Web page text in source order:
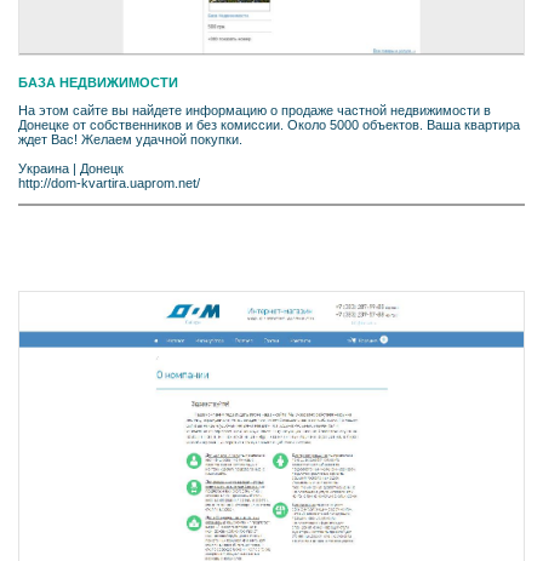
БАЗА НЕДВИЖИМОСТИ
На этом сайте вы найдете информацию о продаже частной недвижимости в
Донецке от собственников и без комиссии. Около 5000 объектов. Ваша квартира
ждет Вас! Желаем удачной покупки.
Украина
Донецк
http://dom-kvartira.uaprom.net/